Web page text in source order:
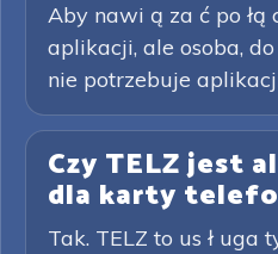
Aby nawi ą za ć po łą
aplikacji, ale osoba,
nie potrzebuje
Czy TELZ jest
dla karty
Tak. TELZ to us ł uga